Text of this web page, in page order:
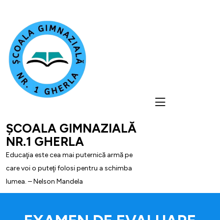
content
ȘCOALA GIMNAZIALĂ
NR.1 GHERLA
Educaţia este cea mai puternică armă pe
care voi o puteţi folosi pentru a schimba
lumea. – Nelson Mandela